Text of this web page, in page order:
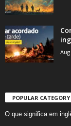
Aug
POPULAR CATEGORY
O que significa em